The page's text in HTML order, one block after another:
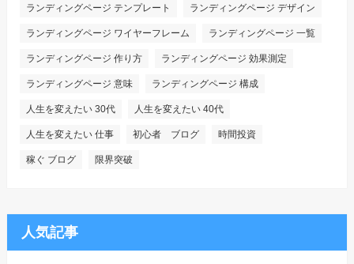
ランディングページ テンプレート ランディングページ デザイン
ランディングページ ワイヤーフレーム ランディングページ 一覧
ランディングページ 作り方 ランディングページ 効果測定
ランディングページ 意味 ランディングページ 構成
人生を変えたい 30代 人生を変えたい 40代
人生を変えたい 仕事 初心者 ブログ 時間投資
稼ぐ ブログ 限界突破
人気記事